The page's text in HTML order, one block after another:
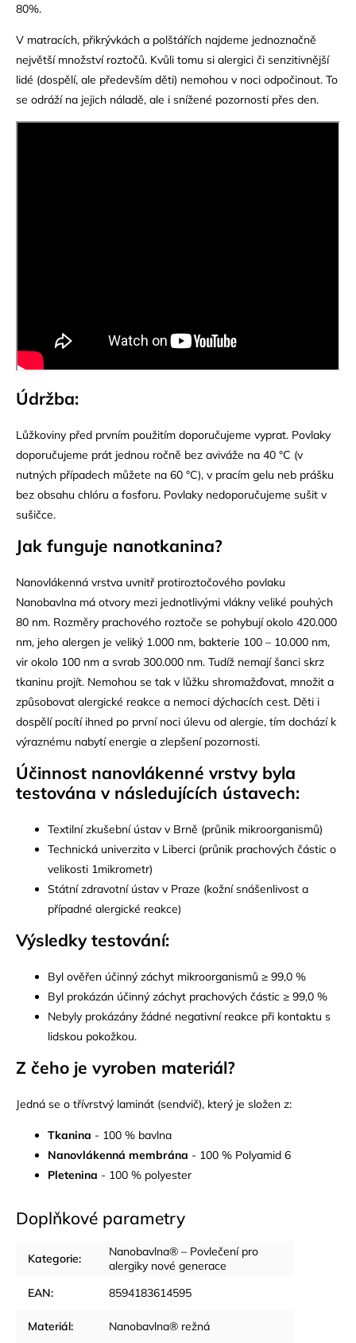
80%.
V matracích, přikrývkách a polštářích najdeme jednoznačně
největší množství roztočů. Kvůli tomu si alergici či senzitivnější
lidé (dospělí, ale především děti) nemohou v noci odpočinout. To
se odráží na jejich náladě, ale i snížené pozornosti přes den.
Údržba:
Lůžkoviny před prvním použitím doporučujeme vyprat. Povlaky
doporučujeme prát jednou ročně bez aviváže na 40 °C (v
nutných případech můžete na 60 °C), v pracím gelu neb prášku
bez obsahu chlóru a fosforu. Povlaky nedoporučujeme sušit v
sušičce.
Jak funguje nanotkanina?
Nanovlákenná vrstva uvnitř protiroztočového povlaku
Nanobavlna má otvory mezi jednotlivými vlákny veliké pouhých
80 nm. Rozměry prachového roztoče se pohybují okolo 420.000
nm, jeho alergen je veliký 1.000 nm, bakterie 100 – 10.000 nm,
vir okolo 100 nm a svrab 300.000 nm. Tudíž nemají šanci skrz
tkaninu projít. Nemohou se tak v lůžku shromažďovat, množit a
způsobovat alergické reakce a nemoci dýchacích cest. Děti i
dospělí pocítí ihned po první noci úlevu od alergie, tím dochází k
výraznému nabytí energie a zlepšení pozornosti.
Účinnost nanovlákenné vrstvy byla
testována v následujících ústavech:
Textilní zkušební ústav v Brně (průnik mikroorganismů)
Technická univerzita v Liberci (průnik prachových částic o
velikosti 1mikrometr)
Státní zdravotní ústav v Praze (kožní snášenlivost a
případné alergické reakce)
Výsledky testování:
Byl ověřen účinný záchyt mikroorganismů ≥ 99,0 %
Byl prokázán účinný záchyt prachových částic ≥ 99,0 %
Nebyly prokázány žádné negativní reakce při kontaktu s
lidskou pokožkou.
Z čeho je vyroben materiál?
Jedná se o třívrstvý laminát (sendvič), který je složen z:
Tkanina - 100 % bavlna
Nanovlákenná membrána - 100 % Polyamid 6
Pletenina - 100 % polyester
Doplňkové parametry
Kategorie:
Nanobavlna® – Povlečení pro
alergiky nové generace
EAN: 8594183614595
Materiál: Nanobavlna® režná